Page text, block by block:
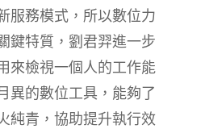
服務模式，所以數位力
鍵特質，劉君羿進一步
來檢視一個人的工作能
異的數位工具，能夠了
純青，協助提升執行效